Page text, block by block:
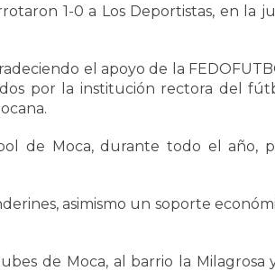
1-0 a Los Deportistas, en la
el apoyo de la
por la institución rectora del
de Moca, durante todo el año,
asimismo un soporte
de Moca, al barrio la Milagrosa